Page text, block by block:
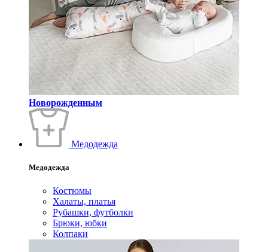
Новорожденным
Медодежда
Медодежда
Костюмы
Халаты, платья
Рубашки, футболки
Брюки, юбки
Колпаки